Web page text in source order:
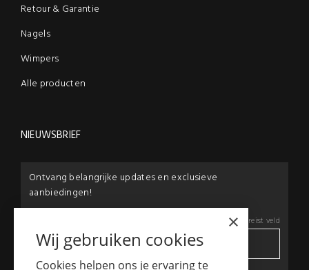
Retour & Garantie
Nagels
Wimpers
Alle producten
NIEUWSBRIEF
Ontvang belangrijke updates en exclusieve
aanbiedingen!
*Vereist veld
×
Wij gebruiken cookies
Cookies helpen ons je ervaring te